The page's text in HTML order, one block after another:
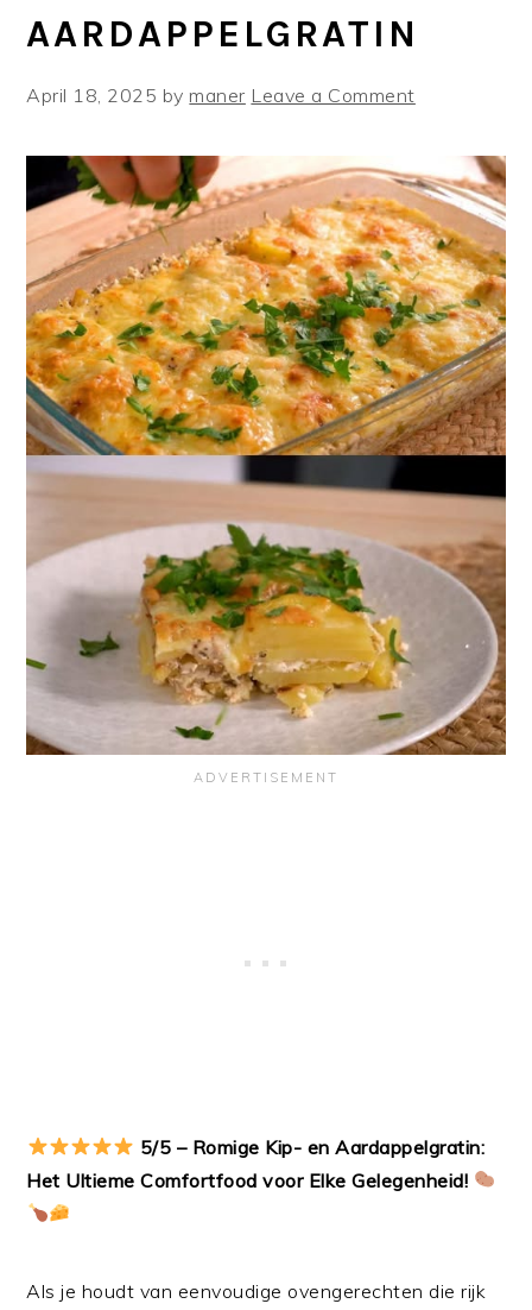
AARDAPPELGRATIN
April 18, 2025 bymaner Leave a Comment
5/5 – Romige Kip- en Aardappelgratin:
Het Ultieme Comfortfood voor Elke Gelegenheid!
Als je houdt van eenvoudige ovengerechten die rijk